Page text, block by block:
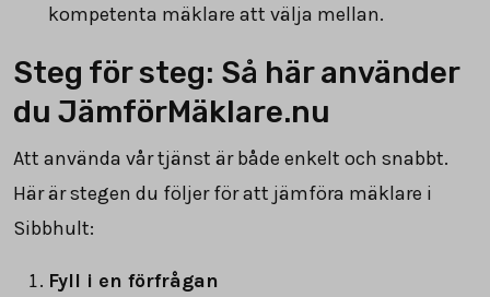
kompetenta mäklare att välja mellan.
Steg för steg: Så här använder
du JämförMäklare.nu
Att använda vår tjänst är både enkelt och snabbt.
Här är stegen du följer för att jämföra mäklare i
Sibbhult:
Fyll i en förfrågan